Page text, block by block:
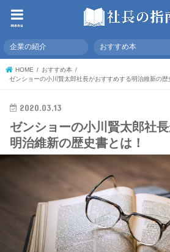
menu
企業の紹介 おすすめ本
HOME
おすすめ本
ゼンショーの小川賢太郎社長がおすすめする明治維新の歴
2020.03.13
ゼンショーの小川賢太郎社
明治維新の歴史書とは！